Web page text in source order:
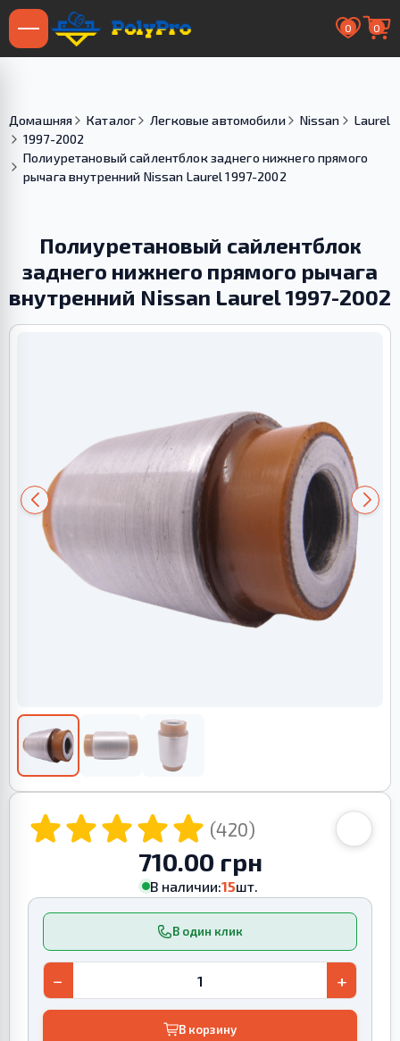
0 0
Домашняя Каталог Легковые автомобили Nissan
Laurel
1997-2002
Полиуретановый сайлентблок заднего нижнего прямого
рычага внутренний Nissan Laurel 1997-2002
Полиуретановый сайлентблок
заднего нижнего прямого рычага
внутренний Nissan Laurel 1997-2002
(420)
710.00 грн
В наличии:15шт.
В один клик
− +
В корзину